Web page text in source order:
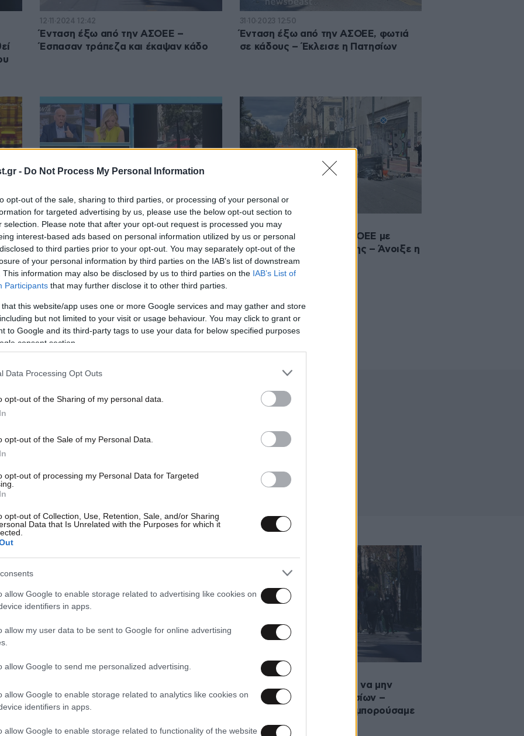
- Do Not Process My Personal Information
opt-out of the sale, sharing to third parties, or processing of your personal or
for targeted advertising by us, please use the below opt-out section to
selection. Please note that after your opt-out request is processed you may
interest-based ads based on personal information utilized by us or personal
to third parties prior to your opt-out. You may separately opt-out of the
of your personal information by third parties on the IAB’s list of downstream
This information may also be disclosed by us to third parties on the IAB’s List of
Participants that may further disclose it to other third parties.
that this website/app uses one or more Google services and may gather and store
but not limited to your visit or usage behaviour. You may click to grant or
to Google and its third-party tags to use your data for below specified purposes
consent section.
Data Processing Opt Outs
opt-out of the Sharing of my personal data.
opt-out of the Sale of my Personal Data.
opt-out of processing my Personal Data for Targeted
opt-out of Collection, Use, Retention, Sale, and/or Sharing
Data that Is Unrelated with the Purposes for which it
allow Google to enable storage related to advertising like cookies on
identifiers in apps.
allow my user data to be sent to Google for online advertising
allow Google to send me personalized advertising.
allow Google to enable storage related to analytics like cookies on
identifiers in apps.
allow Google to enable storage related to functionality of the website
12·11·2024 12:42
Ένταση έξω από την ΑΣΟΕΕ –
Έσπασαν τράπεζα και έκαψαν κάδο
31·10·2023 12:50
Ένταση έξω από την ΑΣΟΕΕ, φωτιά
σε κάδους – Έκλεισε η Πατησίων
07·04·2023 10:24
Επεισόδια στην ΑΣΟΕΕ: «Υποψήφιος
βουλευτής ήταν μάρτυρας και θα
καταθέσει υπέρ των αστυνομικών»
06·04·2023 14:39
Επεισόδια ξανά στην ΑΣΟΕΕ με
πέτρες και κρότου λάμψης – Άνοιξε η
Πατησίων
06·04·2023 08:26
χέρι μου με το όπλο και
προειδοποίησα», είπε ο αστυνομικός
05·04·2023 20:49
Η εντολή στα περιπολικά να μην
περάσουν από την Πατησίων –
«Ήμασταν ήδη εκεί, δεν μπορούσαμε
να στρίψουμε»